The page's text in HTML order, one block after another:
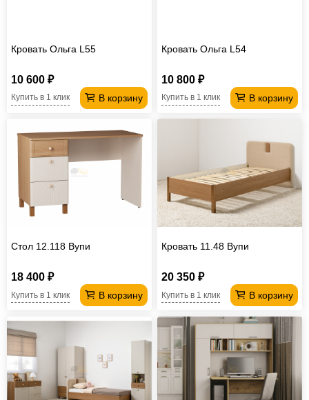
Кровать Ольга L55
10 600 ₽
В корзину
Купить в 1 клик
Кровать Ольга L54
10 800 ₽
В корзину
Купить в 1 клик
Стол 12.118 Вупи
18 400 ₽
В корзину
Купить в 1 клик
Кровать 11.48 Вупи
20 350 ₽
В корзину
Купить в 1 клик